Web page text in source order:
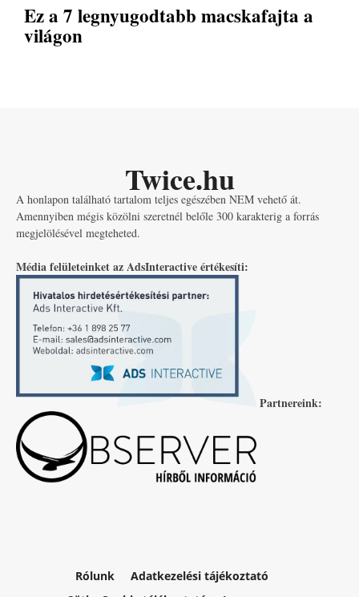
Ez a 7 legnyugodtabb macskafajta a
világon
Twice.hu
A honlapon található tartalom teljes egészében NEM vehető át.
Amennyiben mégis közölni szeretnél belőle 300 karakterig a forrás
megjelölésével megteheted.
Média felületeinket az AdsInteractive értékesíti:
Partnereink:
Rólunk
Adatkezelési tájékoztató